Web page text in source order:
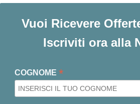
Vuoi Ricevere
Iscriviti ora alla
COGNOME*